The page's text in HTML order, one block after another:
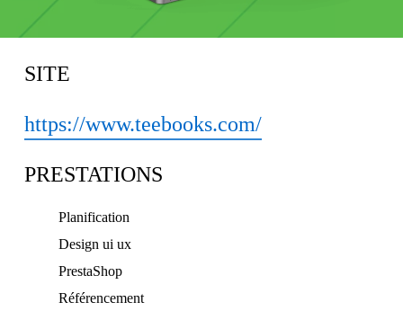
SITE
https://www.teebooks.com/
PRESTATIONS
Planification
Design ui ux
PrestaShop
Référencement